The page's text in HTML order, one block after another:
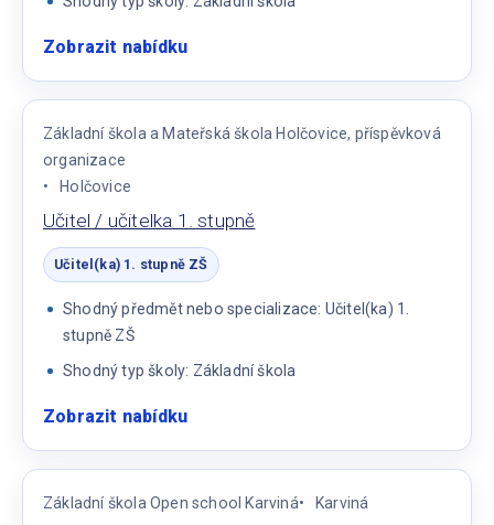
Zobrazit nabídku:
1.
stupně
Základní škola a Mateřská škola Holčovice, příspěvková
organizace
Holčovice
Učitel / učitelka 1. stupně
Učitel(ka) 1. stupně ZŠ
Shodný předmět nebo specializace: Učitel(ka) 1.
stupně ZŠ
Shodný typ školy: Základní škola
Zobrazit nabídku:
/
učitelka
Základní škola Open school Karviná Karviná